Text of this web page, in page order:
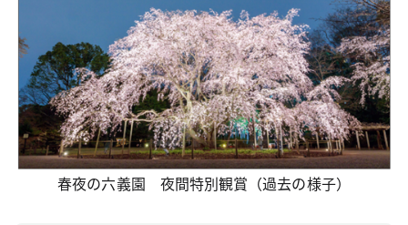
春夜の六義園 夜間特別観賞（過去の様子）